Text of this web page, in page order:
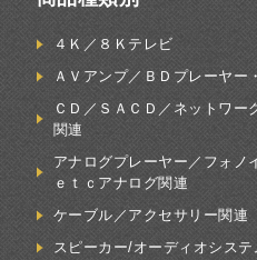
４Ｋ／８Ｋテレビ
ＡＶアンプ／ＢＤプレーヤー
ＣＤ／ＳＡＣＤ／ネットワー
関連
アナログプレーヤー／フォノ
ｅｔｃアナログ関連
ケーブル／アクセサリー関連
スピーカー/オーディオシステ